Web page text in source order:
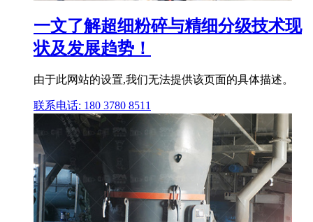
一文了解超细粉碎与精细分级技术现
状及发展趋势！
由于此网站的设置,我们无法提供该页面的具体描述。
联系电话: 180 3780 8511